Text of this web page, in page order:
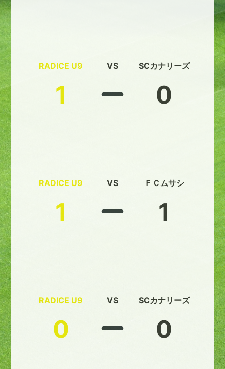
RADICE U9
1
VS SCカナリーズ
0
RADICE U9
1
VS ＦＣムサシ
1
RADICE U9
0
VS SCカナリーズ
0